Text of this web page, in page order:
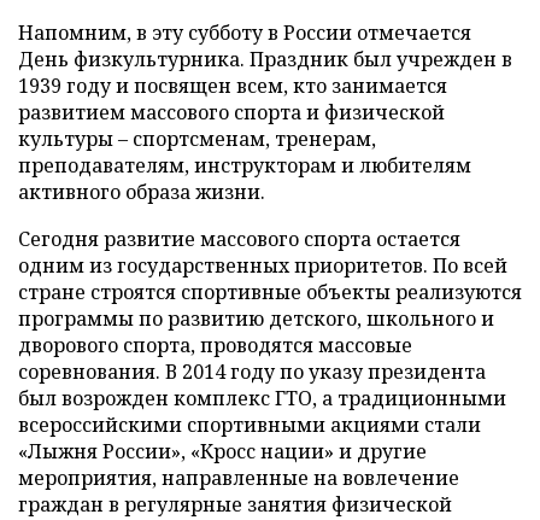
Напомним, в эту субботу в России отмечается
День физкультурника. Праздник был учрежден в
1939 году и посвящен всем, кто занимается
развитием массового спорта и физической
культуры – спортсменам, тренерам,
преподавателям, инструкторам и любителям
активного образа жизни.
Сегодня развитие массового спорта остается
одним из государственных приоритетов. По всей
стране строятся спортивные объекты реализуются
программы по развитию детского, школьного и
дворового спорта, проводятся массовые
соревнования. В 2014 году по указу президента
был возрожден комплекс ГТО, а традиционными
всероссийскими спортивными акциями стали
«Лыжня России», «Кросс нации» и другие
мероприятия, направленные на вовлечение
граждан в регулярные занятия физической